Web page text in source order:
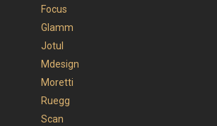
Focus
Glamm
Jotul
Mdesign
Moretti
Ruegg
Scan